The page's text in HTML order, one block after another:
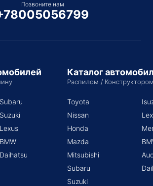
Позвоните нам
Subaru
Suzuki
Lexus
BMW
Daihatsu
Каталог
Распилом /
Toyota
Nissan
Honda
Mazda
Mitsubishi
Subaru
Suzuki